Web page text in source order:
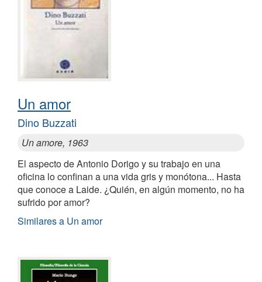
Un amor
Dino Buzzati
Un amore, 1963
El aspecto de Antonio Dorigo y su trabajo en una
oficina lo confinan a una vida gris y monótona... Hasta
que conoce a Laide. ¿Quién, en algún momento, no ha
sufrido por amor?
Similares a Un amor